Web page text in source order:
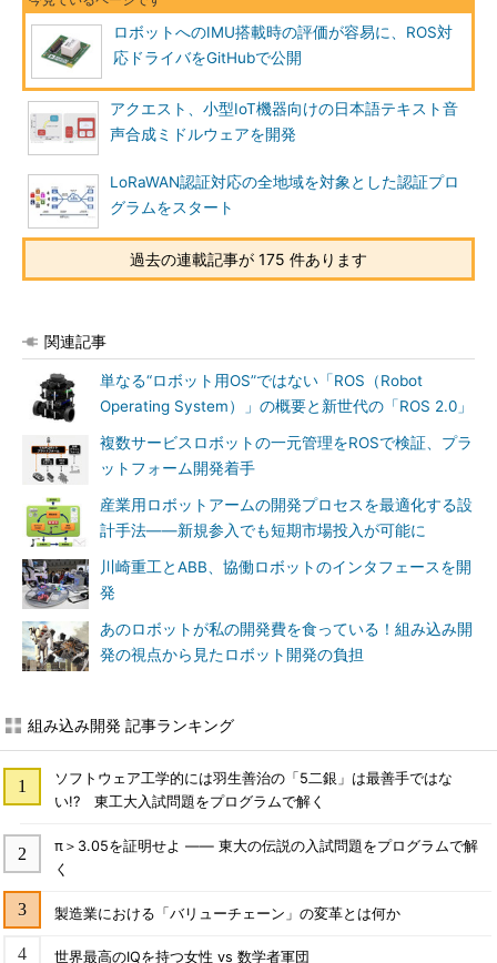
ロボットへのIMU搭載時の評価が容易に、ROS対
応ドライバをGitHubで公開
アクエスト、小型IoT機器向けの日本語テキスト音
声合成ミドルウェアを開発
LoRaWAN認証対応の全地域を対象とした認証プロ
グラムをスタート
過去の連載記事が 175 件あります
関連記事
単なる“ロボット用OS”ではない「ROS（Robot
Operating System）」の概要と新世代の「ROS 2.0」
複数サービスロボットの一元管理をROSで検証、プラ
ットフォーム開発着手
産業用ロボットアームの開発プロセスを最適化する設
計手法――新規参入でも短期市場投入が可能に
川崎重工とABB、協働ロボットのインタフェースを開
発
あのロボットが私の開発費を食っている！組み込み開
発の視点から見たロボット開発の負担
組み込み開発 記事ランキング
ソフトウェア工学的には羽生善治の「5二銀」は最善手ではな
い!? 東工大入試問題をプログラムで解く
π＞3.05を証明せよ ―― 東大の伝説の入試問題をプログラムで解
く
製造業における「バリューチェーン」の変革とは何か
世界最高のIQを持つ女性 vs 数学者軍団